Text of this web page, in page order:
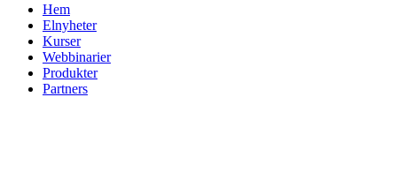
Hem
Elnyheter
Kurser
Webbinarier
Produkter
Partners